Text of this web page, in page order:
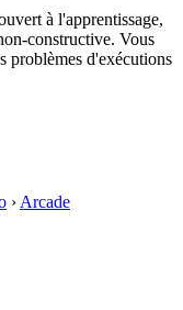
à l'apprentissage,
constructive. Vous
problèmes d'exécutions
›Arcade